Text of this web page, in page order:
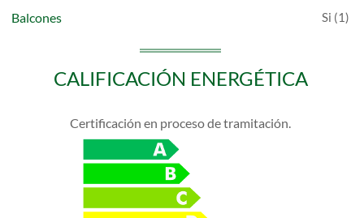
Balcones
(1)
CALIFICACIÓN ENERGÉTICA
Certificación en proceso de tramitación.